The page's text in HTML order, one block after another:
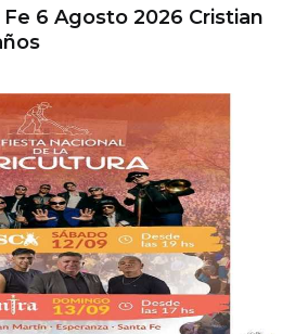
6 Agosto 2026 Cristian